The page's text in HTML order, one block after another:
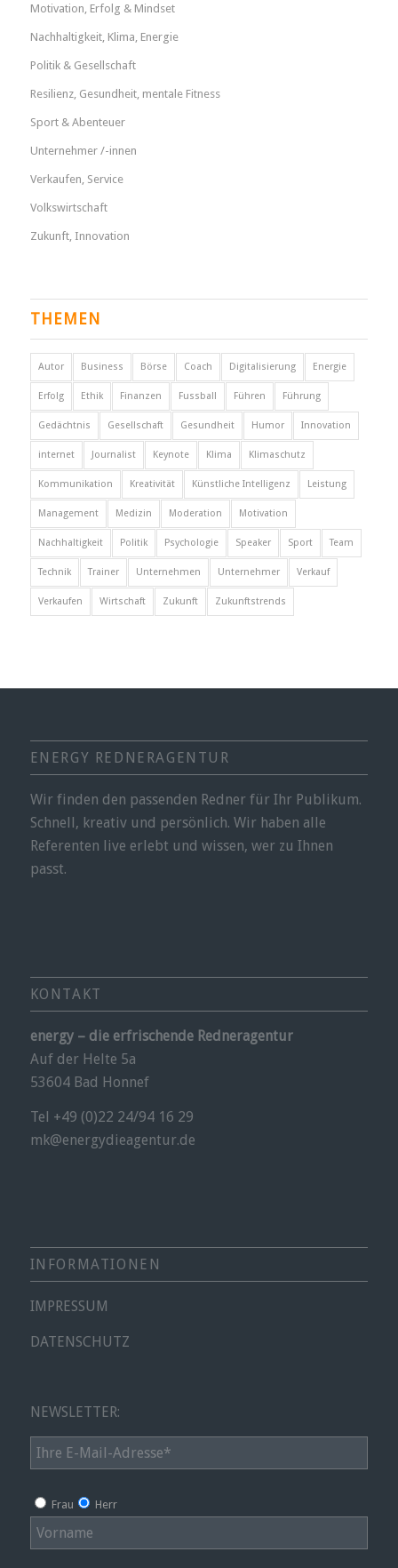
Motivation, Erfolg & Mindset
Nachhaltigkeit, Klima, Energie
Politik & Gesellschaft
Resilienz, Gesundheit, mentale Fitness
Sport & Abenteuer
Unternehmer /-innen
Verkaufen, Service
Volkswirtschaft
Zukunft, Innovation
THEMEN
Autor Business Börse Coach Digitalisierung Energie
Erfolg Ethik Finanzen Fussball Führen Führung
Gedächtnis Gesellschaft Gesundheit Humor Innovation
internet Journalist Keynote Klima Klimaschutz
Kommunikation Kreativität Künstliche Intelligenz Leistung
Management Medizin Moderation Motivation
Nachhaltigkeit Politik Psychologie Speaker Sport Team
Technik Trainer Unternehmen Unternehmer Verkauf
Verkaufen Wirtschaft Zukunft Zukunftstrends
ENERGY REDNERAGENTUR
Wir finden den passenden Redner für Ihr Publikum.
Schnell, kreativ und persönlich. Wir haben alle
Referenten live erlebt und wissen, wer zu Ihnen
passt.
KONTAKT
energy – die erfrischende Redneragentur
Auf der Helte 5a
53604 Bad Honnef
Tel +49 (0)22 24/94 16 29
mk@energydieagentur.de
INFORMATIONEN
IMPRESSUM
DATENSCHUTZ
NEWSLETTER:
Frau Herr